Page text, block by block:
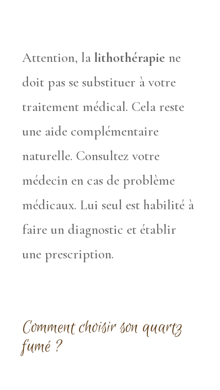
Attention, lalithothérapie ne
doit pas se substituer à votre
traitement médical. Cela reste
une aide complémentaire
naturelle. Consultez votre
médecin en cas de problème
médicaux. Lui seul est habilité à
faire un diagnostic et établir
une prescription.
Comment choisir son quartz
fumé ?